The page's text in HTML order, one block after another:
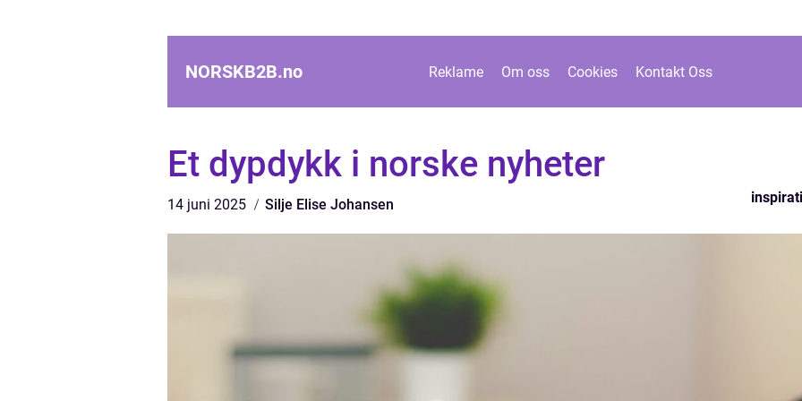
NORSKB2B.no Reklame Om oss Cookies Kontakt Oss
Et dypdykk i norske nyheter
14 juni 2025 Silje Elise Johansen